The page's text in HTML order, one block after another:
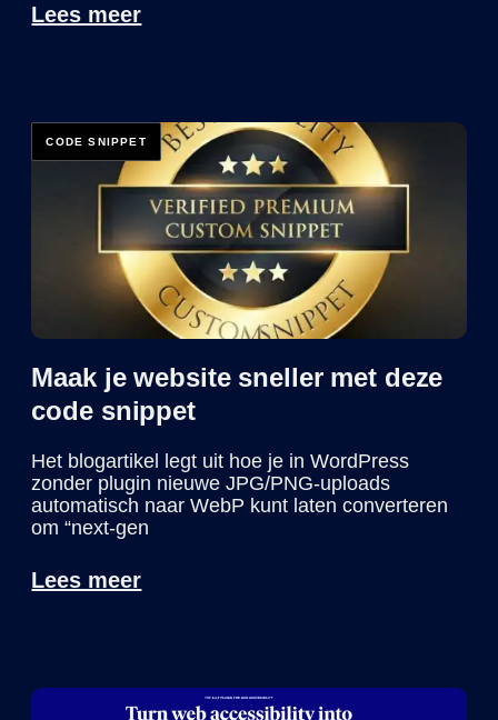
Lees meer
Maak je website sneller met deze
code snippet
Het blogartikel legt uit hoe je in WordPress
zonder plugin nieuwe JPG/PNG-uploads
automatisch naar WebP kunt laten converteren
om “next‑gen
Lees meer